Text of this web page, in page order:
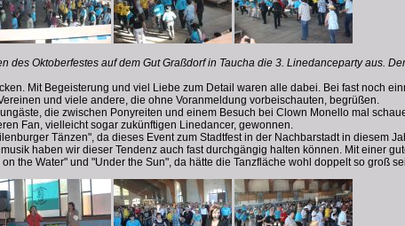
des Oktoberfestes auf dem Gut Graßdorf in Taucha die 3. Linedanceparty aus.
Mit Begeisterung und viel Liebe zum Detail waren alle dabei. Bei fast noch
und viele andere, die ohne Voranmeldung vorbeischauten, begrüßen.
die zwischen Ponyreiten und einem Besuch bei Clown Monello mal
Fan, vielleicht sogar zukünftigen Linedancer, gewonnen.
Tänzen", da dieses Event zum Stadtfest in der Nachbarstadt in diesem
haben wir dieser Tendenz auch fast durchgängig halten können. Mit einer
the Water" und "Under the Sun", da hätte die Tanzfläche wohl doppelt so groß